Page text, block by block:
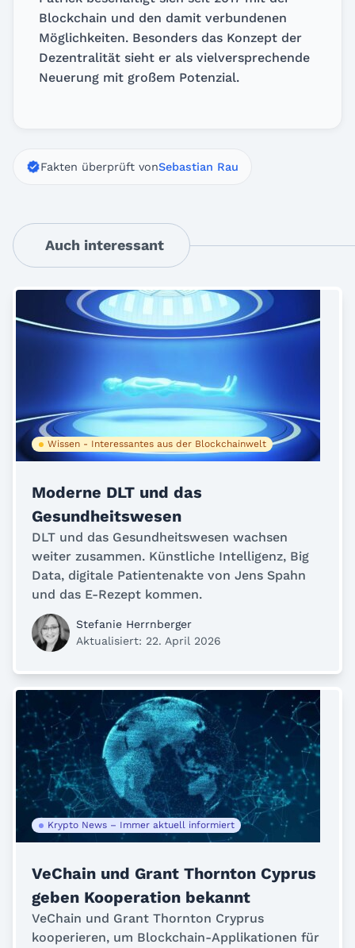
Blockchain und den damit verbundenen
Möglichkeiten. Besonders das Konzept der
Dezentralität sieht er als vielversprechende
Neuerung mit großem Potenzial.
Fakten überprüft vonSebastian Rau
Auch interessant
Wissen - Interessantes aus der Blockchainwelt
Moderne DLT und das
Gesundheitswesen
DLT und das Gesundheitswesen wachsen
weiter zusammen. Künstliche Intelligenz, Big
Data, digitale Patientenakte von Jens Spahn
und das E-Rezept kommen.
Stefanie Herrnberger
Aktualisiert: 22. April 2026
Krypto News – Immer aktuell informiert
VeChain und Grant Thornton Cyprus
geben Kooperation bekannt
VeChain und Grant Thornton Cryprus
kooperieren, um Blockchain-Applikationen für